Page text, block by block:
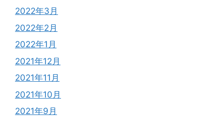
2022年3月
2022年2月
2022年1月
2021年12月
2021年11月
2021年10月
2021年9月